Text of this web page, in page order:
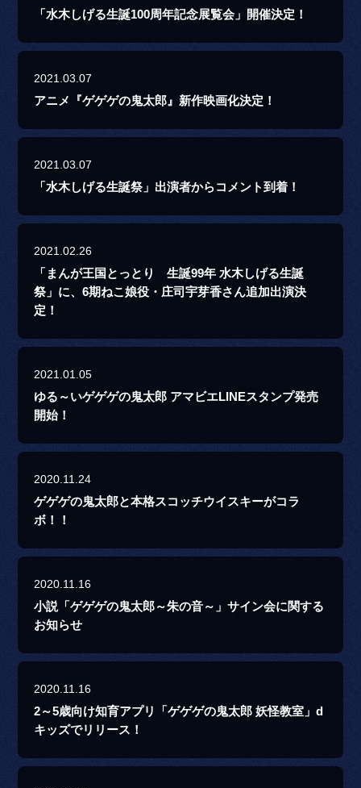
「水木しげる生誕100周年記念展覧会」開催決定！
2021.03.07
アニメ『ゲゲゲの鬼太郎』新作映画化決定！
2021.03.07
「水木しげる生誕祭」出演者からコメント到着！
2021.02.26
「まんが王国とっとり 生誕99年 水木しげる生誕
祭」に、6期ねこ娘役・庄司宇芽香さん追加出演決
定！
2021.01.05
ゆる～いゲゲゲの鬼太郎 アマビエLINEスタンプ発売
開始！
2020.11.24
ゲゲゲの鬼太郎と本格スコッチウイスキーがコラ
ボ！！
2020.11.16
小説「ゲゲゲの鬼太郎～朱の音～」サイン会に関する
お知らせ
2020.11.16
2～5歳向け知育アプリ「ゲゲゲの鬼太郎 妖怪教室」d
キッズでリリース！